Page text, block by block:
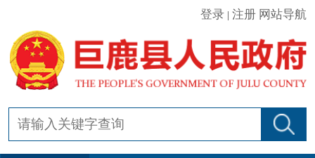
登录 |注册 网站导航